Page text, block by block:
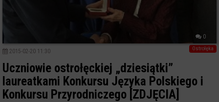
0
Ostrołęka
2015-02-20 11:30
Uczniowie ostrołęckiej „dziesiątki”
laureatkami Konkursu Języka Polskiego i
Konkursu Przyrodniczego [ZDJĘCIA]